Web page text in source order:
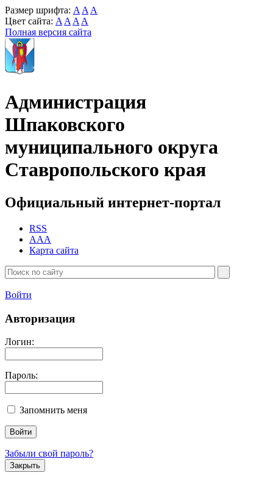
Размер шрифта: A A A
Цвет сайта: A A A A
Полная версия сайта
Администрация
Шпаковского
муниципального округа
Ставропольского края
Официальный интернет-портал
RSS
AAA
Карта сайта
Войти
Авторизация
Логин:
Пароль:
Запомнить меня
Забыли свой пароль?
Закрыть